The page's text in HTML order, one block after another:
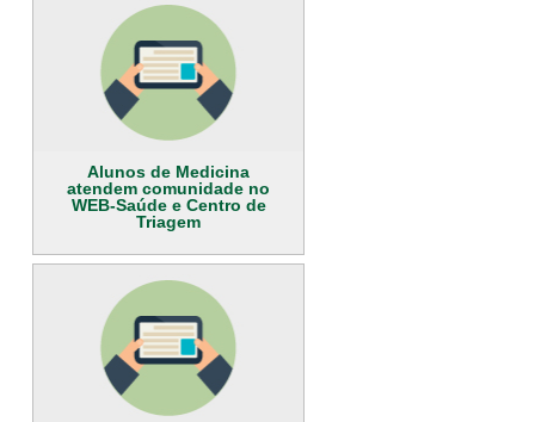
Alunos de Medicina
atendem comunidade no
WEB-Saúde e Centro de
Triagem